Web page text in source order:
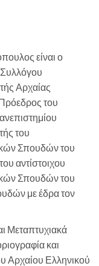
είναι ο
Αρχαίας
του
του
Σπουδών του
αντίστοιχου
Σπουδών του
με έδρα τον
Μεταπτυχιακά
και
Αρχαίου Ελληνικού